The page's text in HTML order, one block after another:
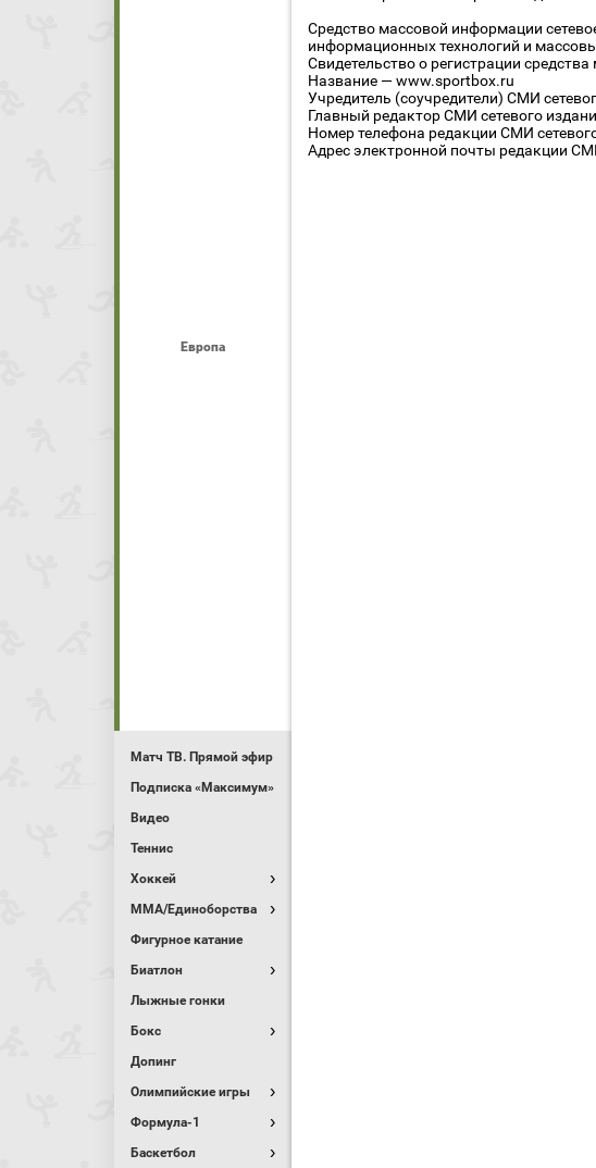
Европа
Матч ТВ. Прямой эфир
Подписка «Максимум»
Видео
Теннис
Хоккей
MMA/Единоборства
Фигурное катание
Биатлон
Лыжные гонки
Бокс
Допинг
Олимпийские игры
Формула-1
Баскетбол
Средство массовой информации
информационных технологий и
Свидетельство о регистрации
Название — www.sportbox.ru
Учредитель (соучредители) СМИ
Главный редактор СМИ сетевого
Номер телефона редакции СМИ
Адрес электронной почты редакции